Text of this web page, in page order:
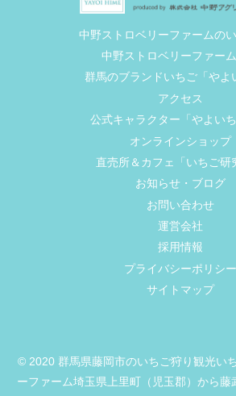
中野ストロベリーファームの
中野ストロベリーファー
群馬のブランドいちご「やよ
アクセス
公式キャラクター「やよいち
オンラインショップ
直売所＆カフェ「いちご研
お知らせ・ブログ
お問い合わせ
運営会社
採用情報
プライバシーポリシー
サイトマップ
© 2020 群馬県藤岡市のいちご狩り観光い
ーファーム埼玉県上里町（児玉郡）から